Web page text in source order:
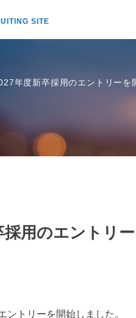
SITE
年度新卒採用のエントリーを
採用のエントリ
ントリーを開始しました。